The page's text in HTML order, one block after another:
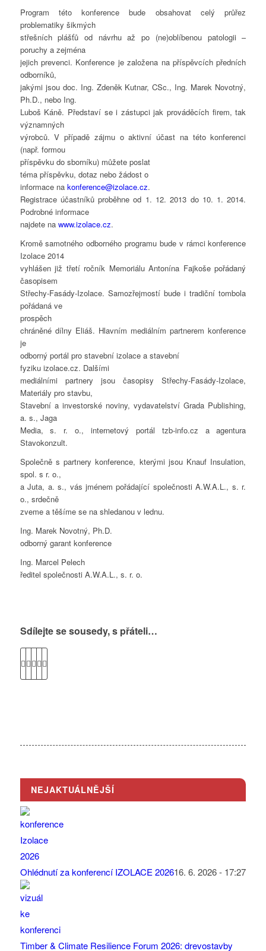
Program této konference bude obsahovat celý průřez
problematiky šikmých
střešních plášťů od návrhu až po (ne)oblíbenou patologii –
poruchy a zejména
jejich prevenci. Konference je založena na příspěvcích předních
odborníků,
jakými jsou doc. Ing. Zdeněk Kutnar, CSc., Ing. Marek Novotný,
Ph.D., nebo Ing.
Luboš Káně. Představí se i zástupci jak prováděcích firem, tak
významných
výrobců. V případě zájmu o aktivní účast na této konferenci
(např. formou
příspěvku do sborníku) můžete poslat
téma příspěvku, dotaz nebo žádost o
informace na konference@izolace.cz.
Registrace účastníků proběhne od 1. 12. 2013 do 10. 1. 2014.
Podrobné informace
najdete na www.izolace.cz.
Kromě samotného odborného programu bude v rámci konference
Izolace 2014
vyhlášen již třetí ročník Memoriálu Antonína Fajkoše pořádaný
časopisem
Střechy-Fasády-Izolace. Samozřejmostí bude i tradiční tombola
pořádaná ve
prospěch
chráněné dílny Eliáš. Hlavním mediálním partnerem konference
je
odborný portál pro stavební izolace a stavební
fyziku izolace.cz. Dalšími
mediálními partnery jsou časopisy Střechy-Fasády-Izolace,
Materiály pro stavbu,
Stavební a investorské noviny, vydavatelství Grada Publishing,
a. s., Jaga
Media, s. r. o., internetový portál tzb-info.cz a agentura
Stavokonzult.
Společně s partnery konference, kterými jsou Knauf Insulation,
spol. s r. o.,
a Juta, a. s., vás jménem pořádající společnosti A.W.A.L., s. r.
o., srdečně
zveme a těšíme se na shledanou v lednu.
Ing. Marek Novotný, Ph.D.
odborný garant konference
Ing. Marcel Pelech
ředitel společnosti A.W.A.L., s. r. o.
Sdílejte se sousedy, s přáteli…
NEJAKTUÁLNĚJŠÍ
Ohlédnutí za konferencí IZOLACE 202616. 6. 2026 - 17:27
Timber & Climate Resilience Forum 2026: drevostavby